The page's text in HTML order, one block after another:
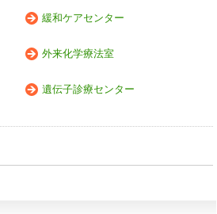
緩和ケアセンター
外来化学療法室
遺伝子診療センター